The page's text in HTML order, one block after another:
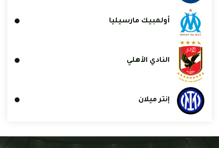
أولمبيك مارسيليا
النادي الأهلي
إنتر ميلان